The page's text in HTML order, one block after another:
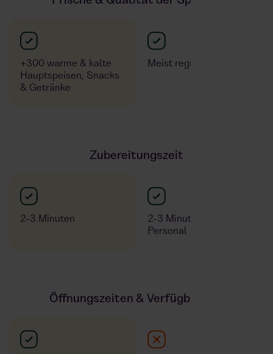
+300 warme & kalte
Hauptspeisen, Snacks
& Getränke
Meist regionale Partner
Zubereitungszeit
2-3 Minuten
2-3 Minuten durch
Personal
Öffnungszeiten & Verfügbarkeit